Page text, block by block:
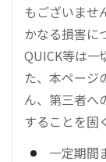
もございませ
かなる損害に
QUICK等は一
た、本ページ
ん、第三者へ
することを固
一定期間